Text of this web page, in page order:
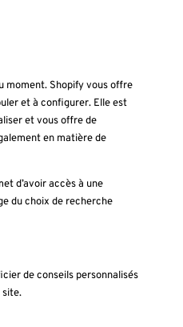
moment. Shopifyvous offre
et à configurer. Elle est
et vous offre de
en matière de
d’avoir accès à une
du choix de recherche
de conseils personnalisés
site.